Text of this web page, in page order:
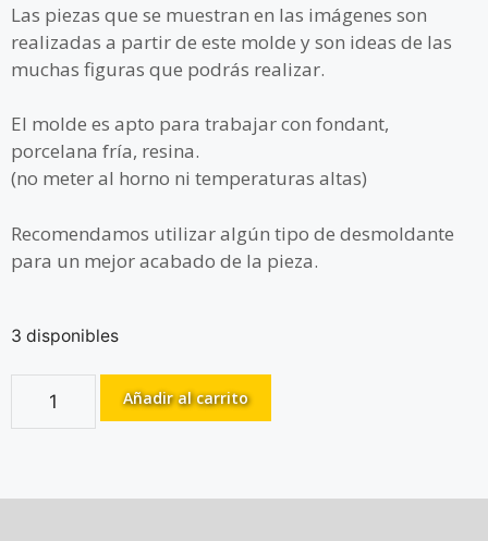
Las piezas que se muestran en las imágenes son
realizadas a partir de este molde y son ideas de las
muchas figuras que podrás realizar.
El molde es apto para trabajar con fondant,
porcelana fría, resina.
(no meter al horno ni temperaturas altas)
Recomendamos utilizar algún tipo de desmoldante
para un mejor acabado de la pieza.
3 disponibles
Añadir al carrito